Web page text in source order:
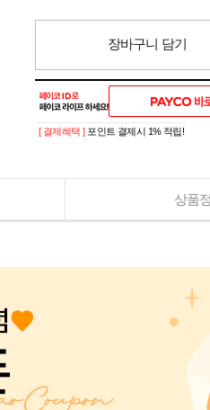
장바구니 담기
[ 결제혜택 ] 포인트 결제시 1% 적립!
상품